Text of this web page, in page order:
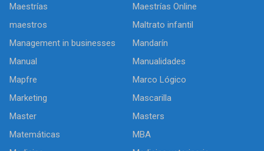
Maestrías
Maestrías Online
maestros
Maltrato infantil
Management in businesses
Mandarín
Manual
Manualidades
Mapfre
Marco Lógico
Marketing
Mascarilla
Master
Masters
Matemáticas
MBA